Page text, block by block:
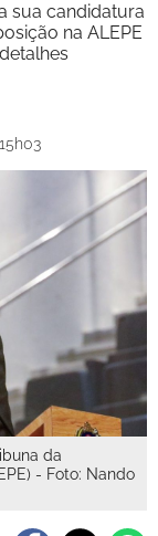
sua candidatura
na ALEPE
da
- Foto: Nando